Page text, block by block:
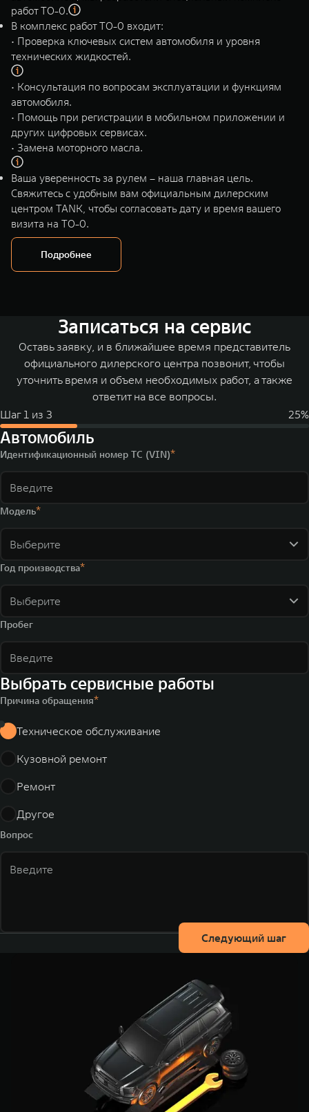
WEY 80
Масштаб возможностей
от 6 449 000 ₽
Масштаб возможностей
от 8 099 000 ₽
работ ТО-0.
В комплекс работ ТО-0 входит:
• Проверка ключевых систем автомобиля и уровня
технических жидкостей.
• Консультация по вопросам эксплуатации и функциям
автомобиля.
• Помощь при регистрации в мобильном приложении и
других цифровых сервисах.
• Замена моторного масла.
Ваша уверенность за рулем – наша главная цель.
Свяжитесь с удобным вам официальным дилерским
центром TANK, чтобы согласовать дату и время вашего
визита на ТО-0.
Подробнее
Записаться на сервис
Оставь заявку, и в ближайшее время представитель
официального дилерского центра позвонит, чтобы
уточнить время и объем необходимых работ, а также
ответит на все вопросы.
Шаг1 из 3 25%
Автомобиль
Идентификационный номер ТС (VIN)
Модель
Выберите
Год производства
Выберите
Пробег
Выбрать сервисные работы
Причина обращения
Техническое обслуживание
Кузовной ремонт
Ремонт
Другое
Вопрос
Следующий шаг